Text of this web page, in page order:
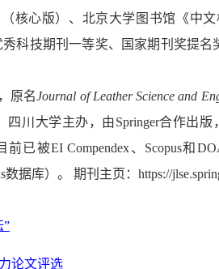
核心版）、北京大学图书馆《中
科技期刊一等奖、国家期刊奖提
原名Journal of Leather Science and
四川大学主办，由Springer合作出版
前已被EI Compendex、 Scopus和
数据库）。 期刊主页： https://
”
论文评选